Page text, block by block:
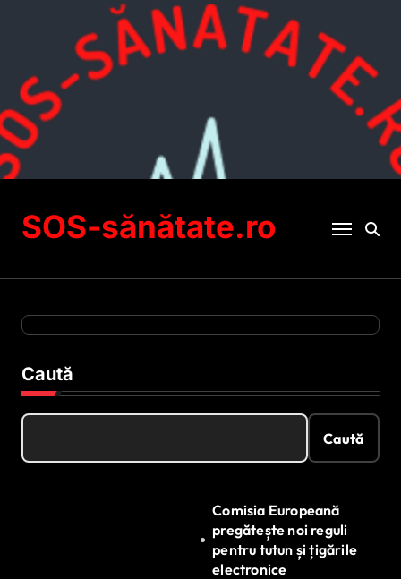
SOS-sănătate.ro
Caută
Caută
Comisia Europeană
pregătește noi reguli
pentru tutun și țigările
electronice